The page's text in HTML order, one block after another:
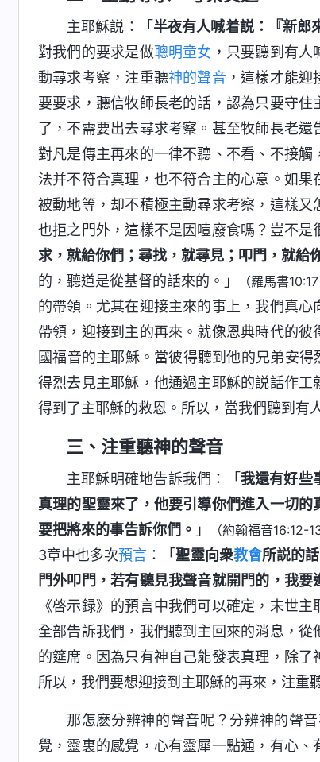
主耶穌説：「 半夜有人喊着説：『新郎
對我們的要求是做聰明童女 ，只要聽到有
動尋求考察，注重聽神的聲音 ，這樣才能
要要求，聽信牧師長老的話，認為只要守住
了，不需要出去尋求考察。甚至牧師長老
對凡是傳主再來的一律不聽、不看、不接
法并不符合真理，也不符合主的心意。如
被動地等，却不積極主動尋求考察，這樣
也拒之門外，這樣不是因噎廢食嗎？豈不
求，就給你們；尋找，就尋見；叩門，就給
的，聽道是從基督的話來的。」
（羅馬書10:17
的帶領。尤其在迎接主來的事上，我們真
帶領，迎接到主的再來。就像恩典時代的
國福音的主耶穌。當彼得聽到他的兄弟安得
得烈去見主耶穌，他通過主耶穌的説話作工
得到了主耶穌的救恩。所以，當我們聽到有
三、注重聽神的聲音
主耶穌明確地告訴我們：「 我還有好些
真理的聖靈來了，他要引導你們進入一切
要把將來的事告訴你們。 」 （約翰福音16:12-13
3章中也多次預言 ：「聖靈向衆教會所説的
門外叩門，若有聽見我聲音就開門的，我
《啓示録》的預言中我們可以確定，末世
全部告訴我們，我們聽到主回來的消息，
的筵席。因為只有神自己能發表真理，除
所以，我們要想迎接到主耶穌的再來，注重
那怎麽分辨神的聲音呢？分辨神的聲
覺，靈裏的感覺，心有靈犀一點通，有心